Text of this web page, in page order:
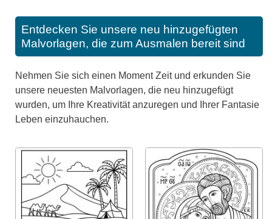
Entdecken Sie unsere neu hinzugefügten
Malvorlagen, die zum Ausmalen bereit sind
Nehmen Sie sich einen Moment Zeit und erkunden Sie
unsere neuesten Malvorlagen, die neu hinzugefügt
wurden, um Ihre Kreativität anzuregen und Ihrer Fantasie
Leben einzuhauchen.